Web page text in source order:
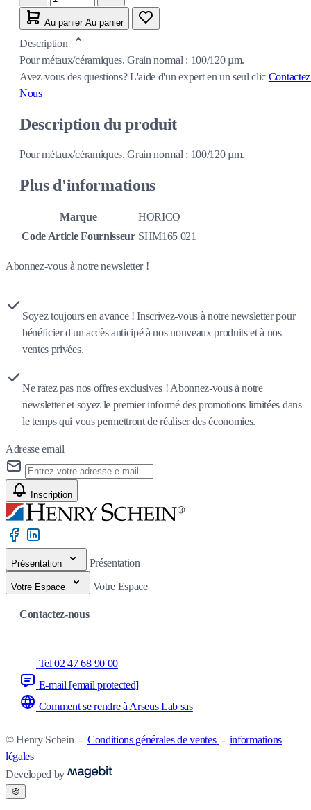
Au panier Au panier
Description
Pour métaux/céramiques. Grain normal : 100/120 µm.
Avez-vous des questions?L'aide d'un expert en un seul clic
Nous
Description du produit
Pour métaux/céramiques. Grain normal : 100/120 µm.
Plus d'informations
Marque
HORICO
Code Article Fournisseur SHM165 021
Abonnez-vous à notre newsletter !
Soyez toujours en avance ! Inscrivez-vous à notre newsletter pour
bénéficier d'un accès anticipé à nos nouveaux produits et à nos
ventes privées.
Ne ratez pas nos offres exclusives ! Abonnez-vous à notre
newsletter et soyez le premier informé des promotions limitées dans
le temps qui vous permettront de réaliser des économies.
Adresse email
Inscription
Présentation Présentation
Votre Espace Votre Espace
Contactez-nous
Tel 02 47 68 90 00
E-mail [email protected]
Comment se rendre à Arseus Lab sas
© Henry Schein - Conditions générales de ventes - informations
légales
Developed by
🍪